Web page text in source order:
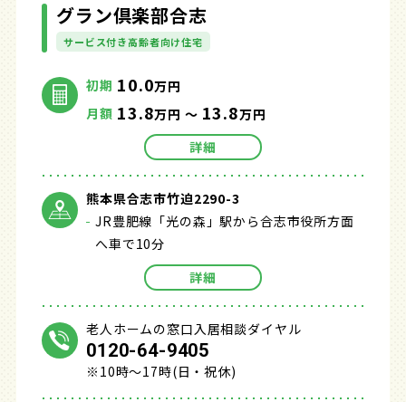
グラン倶楽部合志
サービス付き高齢者向け住宅
初期 10.0万円
月額 13.8万円 ～ 13.8万円
詳細
熊本県合志市竹迫2290-3
JR豊肥線「光の森」駅から合志市役所方面
へ車で10分
詳細
老人ホームの窓口入居相談ダイヤル
0120-64-9405
※10時～17時(日・祝休)